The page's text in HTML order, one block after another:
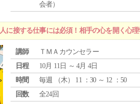
会者）
に接する仕事には必須！相手の心を開く心理
講師
ＴＭＡカウンセラー
日程
10月 11日 ～ 4月 4日
時間
毎週 （木） 11 ：30 ～ 12 ：50
回数
全24回